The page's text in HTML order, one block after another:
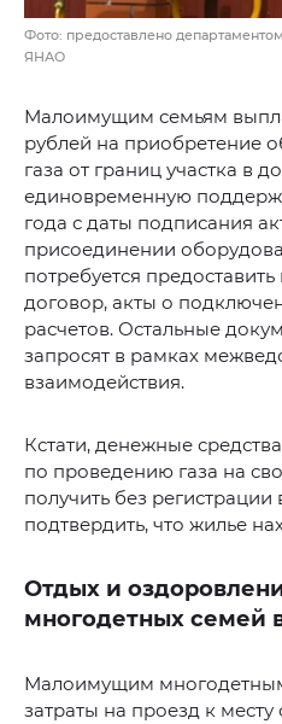
Фото: предоставлено
ЯНАО
Малоимущим семьям
рублей на приобретение
газа от границ участка в
единовременную
года с даты подписания
присоединении
потребуется
договор, акты о
расчетов. Остальные
запросят в рамках
взаимодействия.
Кстати, денежные
по проведению газа на
получить без
подтвердить, что жилье
Отдых и
многодетных семей
Малоимущим
затраты на проезд к месту